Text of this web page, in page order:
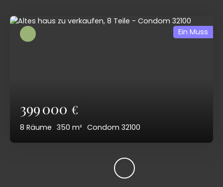
399 000 €
8 Räume 350 m² Condom 32100
Ein Muss